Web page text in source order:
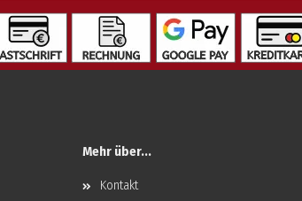
Mehr über...
Kontakt